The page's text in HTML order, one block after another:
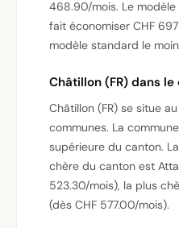
468.90/mois. Le
fait économiser CHF
modèle standard le
Châtillon (FR) dans
Châtillon (FR) se situe au
communes. La
supérieure du canton.
chère du canton est
523.30/mois), la plus
(dès CHF 577.00/mois).